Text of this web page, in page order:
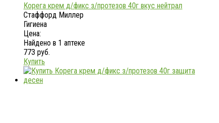
Корега крем д/фикс з/протезов 40г вкус нейтрал
Стаффорд Миллер
Гигиена
Цена:
Найдено в 1 аптеке
773 руб.
Купить